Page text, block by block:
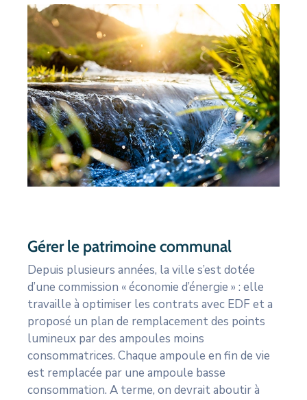
Gérer le patrimoine communal
Depuis plusieurs années, la ville s’est dotée
d’une commission « économie d’énergie » : elle
travaille à optimiser les contrats avec EDF et a
proposé un plan de remplacement des points
lumineux par des ampoules moins
consommatrices. Chaque ampoule en fin de vie
est remplacée par une ampoule basse
consommation. A terme, on devrait aboutir à